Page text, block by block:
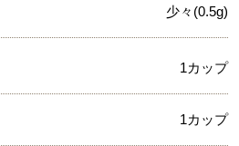
少々(0.5g)
1カップ
1カップ